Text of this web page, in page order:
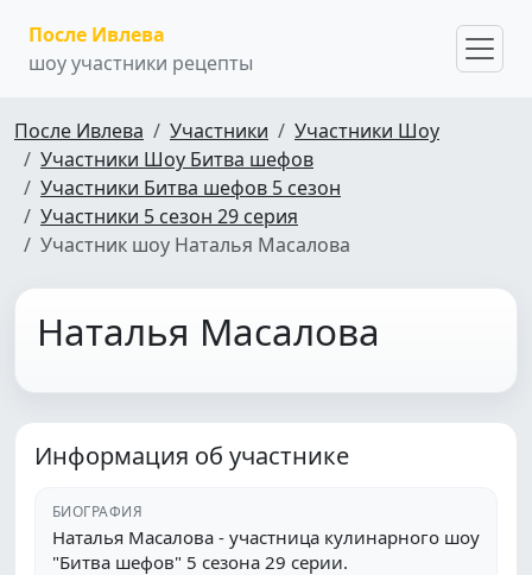
После Ивлева
шоу участники рецепты
После Ивлева Участники
Участники Шоу
Участники Шоу Битва шефов
Участники Битва шефов 5 сезон
Участники 5 сезон 29 серия
Участник шоу Наталья Масалова
Наталья Масалова
Информация об участнике
БИОГРАФИЯ
Наталья Масалова - участница кулинарного шоу
"Битва шефов" 5 сезона 29 серии.